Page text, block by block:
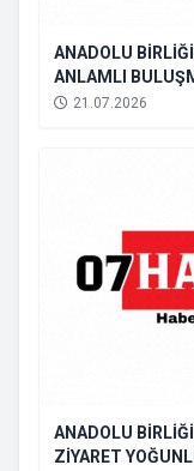
ANADOLU
ANLAMLI
GENEL
21.07.2026
ANADOLU
ZİYARET